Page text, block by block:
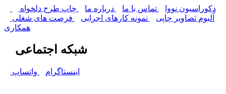
دکوراسیون نووا تماس با ما درباره ما
چاپ طرح دلخواه
آلبوم تصاویر چاپی
نمونه کارهای اجرایی
فرصت های شغلی
همکاری
شبکه اجتماعی
اینستاگرام واتساپ